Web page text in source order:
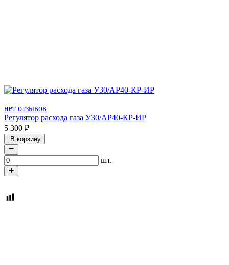
нет отзывов
Регулятор расхода газа У30/АР40-КР-ИР
5 300 ₽
В корзину
шт.